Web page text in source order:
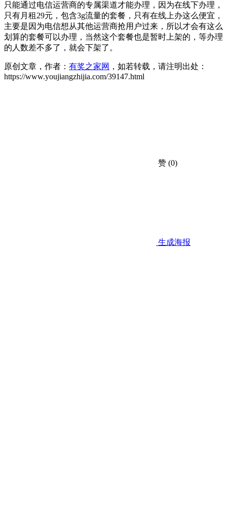
只能通过电信运营商的专属渠道才能办理，因为在线下办理，
只有月租29元，包含3g流量的套餐，只有在线上办这么便宜，
主要是因为电信想从其他运营商抢用户过来，所以才会有这么
划算的套餐可以办理，当然这个套餐也是暂时上架的，等办理
的人数差不多了，就会下架了。
原创文章，作者： 有奖之家网 ，如若转载，请注明出处：
https://www.youjiangzhijia.com/39147.html
赞 (0)
生成海报